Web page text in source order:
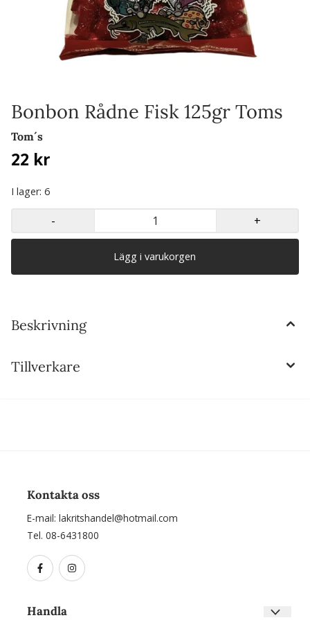
Bonbon Rådne Fisk 125gr Toms
Tom´s
22 kr
I lager: 6
- +
Beskrivning
Tillverkare
Kontakta oss
E-mail: lakritshandel@hotmail.com
Tel. 08-6431800
Handla